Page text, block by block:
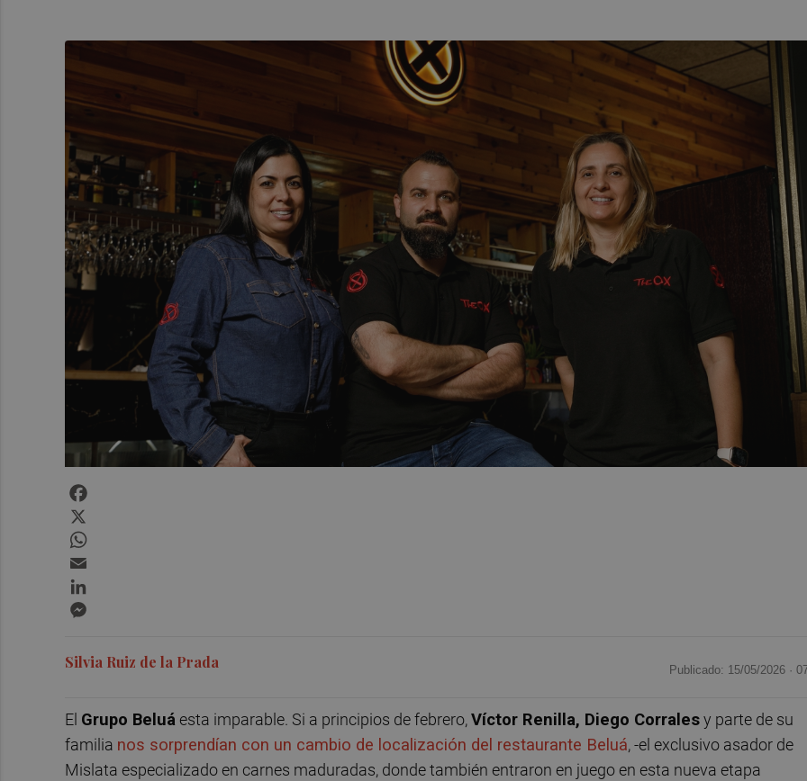
Silvia Ruiz de la Prada Publicado: 15/05/2026 ·
El Grupo Beluá esta imparable. Si a principios de febrero,Víctor Renilla, Diego Corralesy parte de su
familia nos sorprendían con un cambio de localización del restaurante Beluá, -el exclusivo asador de
Mislata especializado en carnes maduradas, donde también entraron en juego en esta nueva etapa